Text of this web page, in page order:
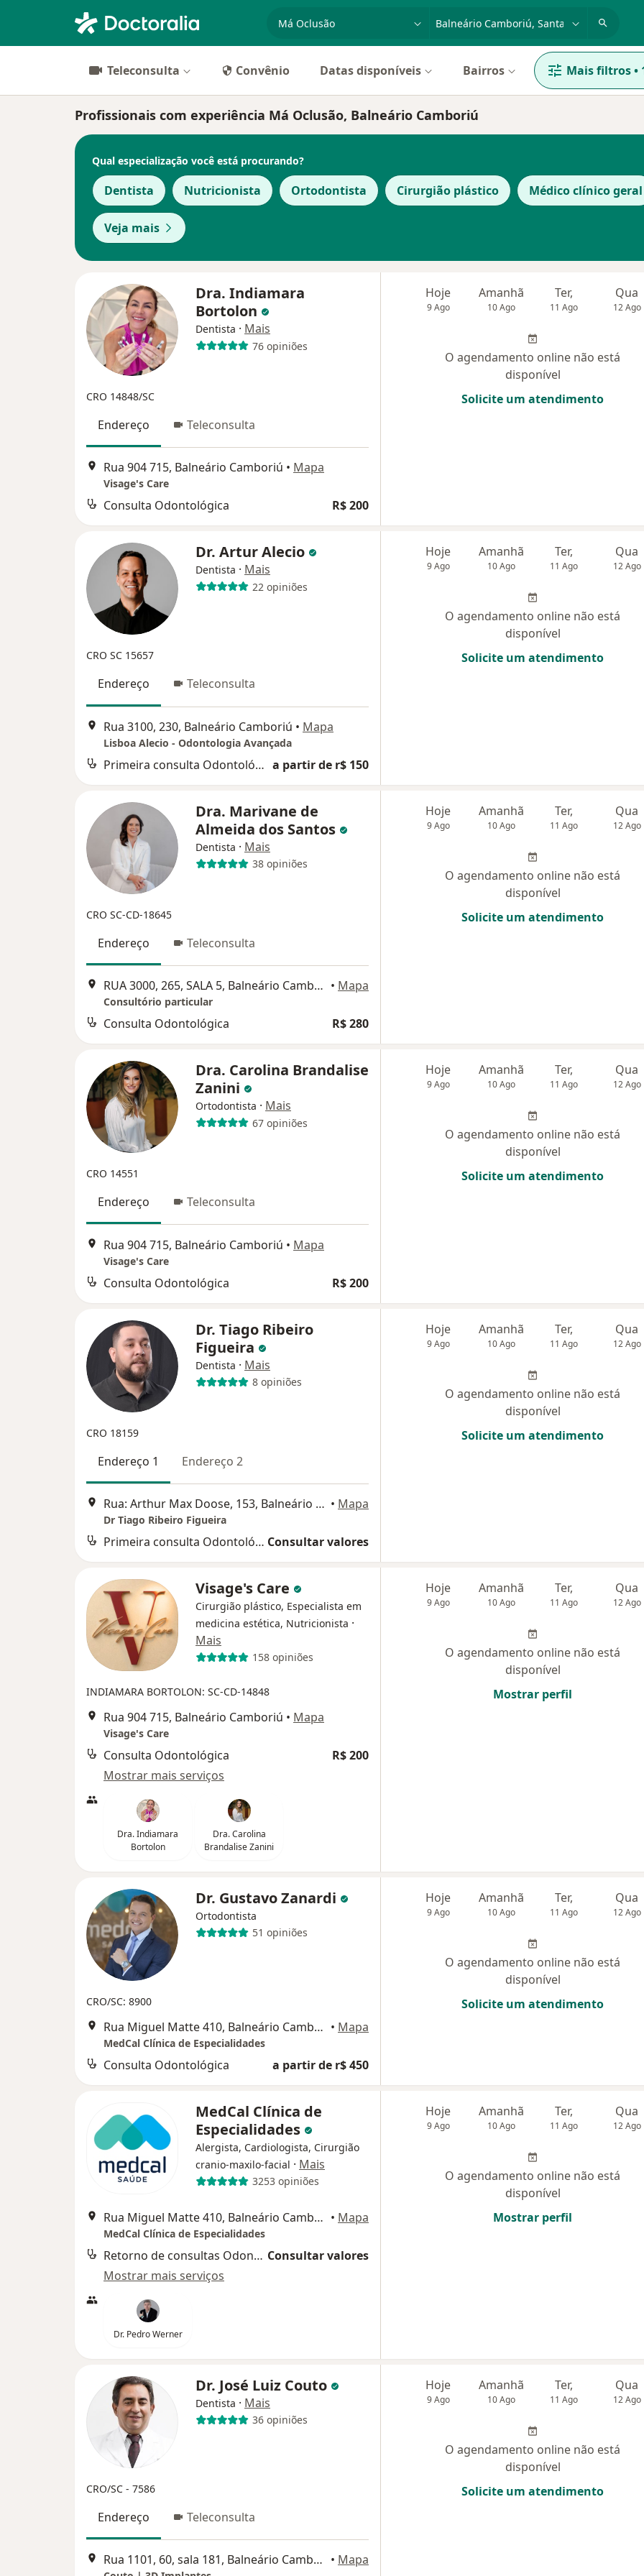
especialidade, doença ou nomecidade ou região
Teleconsulta Convênio Datas disponíveis Bairros Mais filtros•
Profissionais com experiência Má Oclusão, Balneário Camboriú
Qual especialização você está procurando?
Dentista Nutricionista Ortodontista Cirurgião plástico Médico clínico geral
Veja mais
Dra. Indiamara
Bortolon
Dentista · Mais
76 opiniões
CRO 14848/SC
Endereço Teleconsulta
Rua 904 715, Balneário Camboriú • Mapa
Visage's Care
Consulta Odontológica R$ 200
Hoje
9 Ago
Amanhã
10 Ago
Ter,
11 Ago
Qua
12 Ago
O agendamento online não está
disponível
Solicite um atendimento
Dr. Artur Alecio
Dentista · Mais
22 opiniões
CRO SC 15657
Endereço Teleconsulta
Rua 3100, 230, Balneário Camboriú • Mapa
Lisboa Alecio - Odontologia Avançada
Primeira consulta Odontológica a partir de r$ 150
Hoje
9 Ago
Amanhã
10 Ago
Ter,
11 Ago
Qua
12 Ago
O agendamento online não está
disponível
Solicite um atendimento
Dra. Marivane de
Almeida dos Santos
Dentista · Mais
38 opiniões
CRO SC-CD-18645
Endereço Teleconsulta
RUA 3000, 265, SALA 5, Balneário Camboriú • Mapa
Consultório particular
Consulta Odontológica R$ 280
Hoje
9 Ago
Amanhã
10 Ago
Ter,
11 Ago
Qua
12 Ago
O agendamento online não está
disponível
Solicite um atendimento
Dra. Carolina Brandalise
Zanini
Ortodontista · Mais
67 opiniões
CRO 14551
Endereço Teleconsulta
Rua 904 715, Balneário Camboriú • Mapa
Visage's Care
Consulta Odontológica R$ 200
Hoje
9 Ago
Amanhã
10 Ago
Ter,
11 Ago
Qua
12 Ago
O agendamento online não está
disponível
Solicite um atendimento
Dr. Tiago Ribeiro
Figueira
Dentista · Mais
8 opiniões
CRO 18159
Endereço 1 Endereço 2
Rua: Arthur Max Doose, 153, Balneário Camboriú • Mapa
Dr Tiago Ribeiro Figueira
Primeira consulta Odontológica Consultar valores
Hoje
9 Ago
Amanhã
10 Ago
Ter,
11 Ago
Qua
12 Ago
O agendamento online não está
disponível
Solicite um atendimento
Visage's Care
Cirurgião plástico, Especialista em
medicina estética, Nutricionista ·
Mais
158 opiniões
INDIAMARA BORTOLON: SC-CD-14848
Rua 904 715, Balneário Camboriú • Mapa
Visage's Care
Consulta Odontológica
R$ 200
Mostrar mais serviços
Dra. Indiamara
Bortolon
Dra. Carolina
Brandalise Zanini
Hoje
9 Ago
Amanhã
10 Ago
Ter,
11 Ago
Qua
12 Ago
O agendamento online não está
disponível
Mostrar perfil
Dr. Gustavo Zanardi
Ortodontista
51 opiniões
CRO/SC: 8900
Rua Miguel Matte 410, Balneário Camboriú • Mapa
MedCal Clínica de Especialidades
Consulta Odontológica a partir de r$ 450
Hoje
9 Ago
Amanhã
10 Ago
Ter,
11 Ago
Qua
12 Ago
O agendamento online não está
disponível
Solicite um atendimento
MedCal Clínica de
Especialidades
Alergista, Cardiologista, Cirurgião
cranio-maxilo-facial · Mais
3253 opiniões
Rua Miguel Matte 410, Balneário Camboriú • Mapa
MedCal Clínica de Especialidades
Retorno de consultas Odontologia Consultar valores
Mostrar mais serviços
Dr. Pedro Werner
Hoje
9 Ago
Amanhã
10 Ago
Ter,
11 Ago
Qua
12 Ago
O agendamento online não está
disponível
Mostrar perfil
Dr. José Luiz Couto
Dentista · Mais
36 opiniões
CRO/SC - 7586
Endereço Teleconsulta
Rua 1101, 60, sala 181, Balneário Camboriú • Mapa
Hoje
9 Ago
Amanhã
10 Ago
Ter,
11 Ago
Qua
12 Ago
O agendamento online não está
disponível
Solicite um atendimento